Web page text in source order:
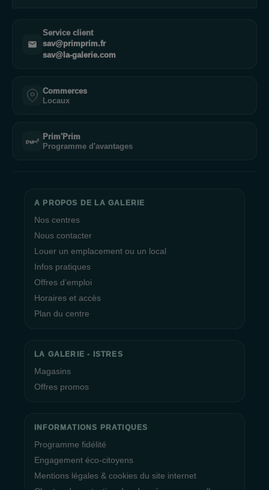
Service client
sav@primprim.fr
sav@la-galerie.com
Commerces
Locaux
Prim'Prim
Programme d'avantages
A PROPOS DE LA GALERIE
Nos centres
Nous contacter
Louer un emplacement ou un local
Infos pratiques
Offres d’emploi
Horaires et accès
Plan du centre
LA GALERIE - ISTRES
Magasins
Offres promos
INFORMATIONS PRATIQUES
Programme fidélité
Engagement éco-citoyens
Mentions légales & cookies du site internet